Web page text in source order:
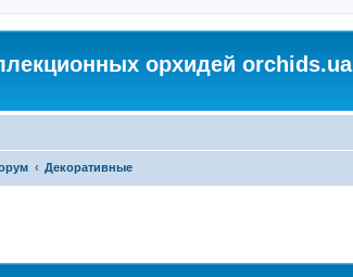
орхидей orchids.ua
Декоративные